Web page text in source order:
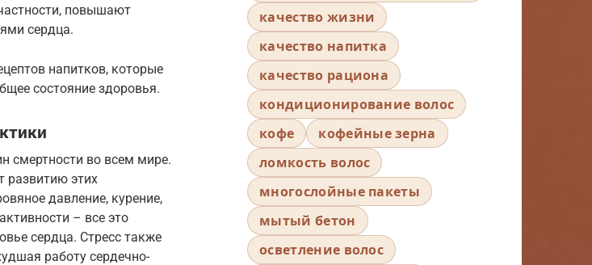
повышают
сердца.
напитков, которые
состояние здоровья.
смертности во всем мире.
развитию этих
давление, курение,
– все это
сердца. Стресс также
работу сердечно-
качество жизни
качество напитка
качество рациона
кондиционирование волос
кофе
кофейные зерна
ломкость волос
многослойные пакеты
мытый бетон
осветление волос